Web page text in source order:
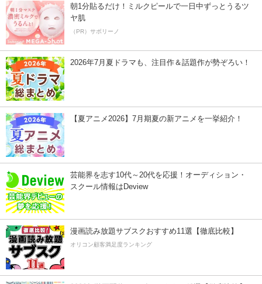
朝1分貼るだけ！ミルクピールで一日中ずっとうるツ
ヤ肌
（PR）サボリーノ
2026年7月夏ドラマも、注目作＆話題作が勢ぞろい！
【夏アニメ2026】7月期夏の新アニメを一挙紹介！
芸能界を志す10代～20代を応援！オーディション・
スクール情報はDeview
漫画読み放題サブスクおすすめ11選【徹底比較】
オリコン顧客満足度ランキング